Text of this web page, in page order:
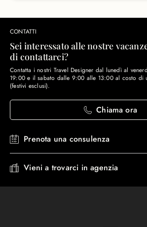
CONTATTI
Sei interessato alle nostre
di contattarci?
Contatta i nostri Travel Designer dal lunedì al
19:00 e il sabato dalle 9:00 alle 13:00 al costo di
(festivi esclusi).
Chiama ora
Prenota una consulenza
Vieni a trovarci in agenzia